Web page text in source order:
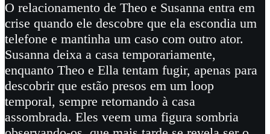
O relacionamento de Theo e Susanna entra em
crise quando ele descobre que ela escondia um
telefone e mantinha um caso com outro ator.
Susanna deixa a casa temporariamente,
enquanto Theo e Ella tentam fugir, apenas para
descobrir que estão presos em um loop
temporal, sempre retornando à casa
assombrada. Eles veem uma figura sombria